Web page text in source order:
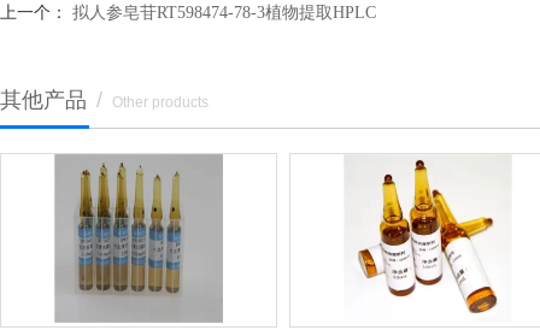
上一个： 拟人参皂苷RT598474-78-3植物提取HPLC
其他产品 / Other products